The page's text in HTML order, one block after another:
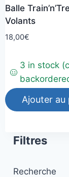
Balle
Volants
18,00€
3 in stock
Ajouter au
Filtres
Recherche